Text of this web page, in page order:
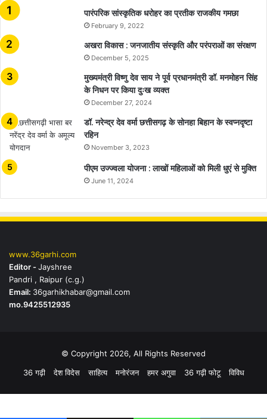
​​​​​​​पारंपरिक सांस्कृतिक धरोहर का प्रतीक राजकीय गमछा
February 9, 2022
अखरा विकास : जनजातीय संस्कृति और परंपराओं का संरक्षण
December 5, 2025
मुख्यमंत्री विष्णु देव साय ने पूर्व प्रधानमंत्री डॉ. मनमोहन सिंह
के निधन पर किया दुःख व्यक्त
December 27, 2024
डॉ. नरेन्द्र देव वर्मा छत्तीसगढ़ के सोनहा बिहान के स्वप्नदृष्टा
रहिन
November 3, 2023
पीएम उज्ज्वला योजना : लाखों महिलाओं को मिली धुएं से मुक्ति
June 11, 2024
www.36garhi.com
Editor -Jayshree
Pandri , Raipur (c.g.)
Email: 36garhikhabar@gmail.com
mo.9425512935
© Copyright 2026, All Rights Reserved
36 गढ़ी
देश विदेस साहित्य मनोरंजन हमर अगुवा 36 गढ़ी फोटू विविध